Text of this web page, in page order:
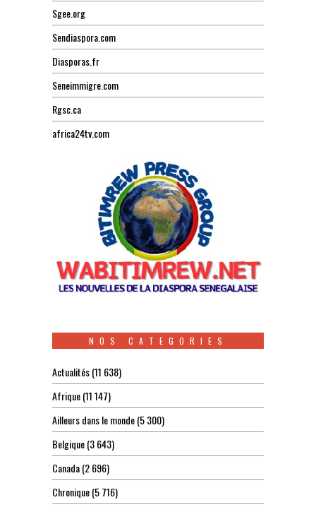
Sgee.org
Sendiaspora.com
Diasporas.fr
Seneimmigre.com
Rgsc.ca
africa24tv.com
NOS CATEGORIES
Actualités(11 638)
Afrique(11 147)
Ailleurs dans le monde(5 300)
Belgique(3 643)
Canada(2 696)
Chronique(5 716)